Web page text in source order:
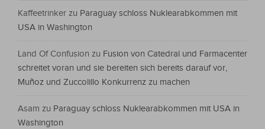
Kaffeetrinker zu Paraguay schloss Nuklearabkommen mit
USA in Washington
Land Of Confusion zu Fusion von Catedral und Farmacenter
schreitet voran und sie bereiten sich bereits darauf vor,
Muñoz und Zuccolillo Konkurrenz zu machen
Asam zu Paraguay schloss Nuklearabkommen mit USA in
Washington